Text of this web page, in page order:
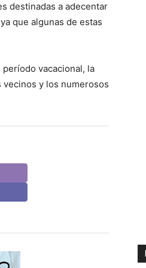
destinadas a adecentar
que algunas de estas
vacacional, la
vecinos y los numerosos